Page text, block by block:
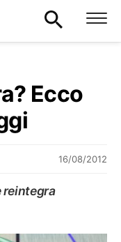
Ecco
16/08/2012
reintegra